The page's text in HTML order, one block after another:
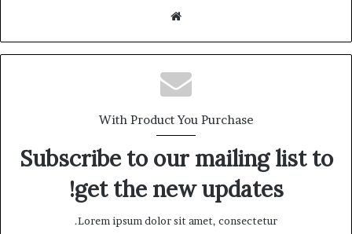
With Product You Purchase
Subscribe to our mailing list to
get the new updates!
Lorem ipsum dolor sit amet, consectetur.